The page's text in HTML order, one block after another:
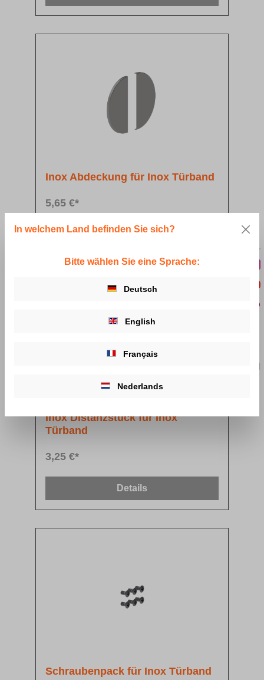
Inox Abdeckung für Inox Türband
5,65 €*
Details
Inox Distanzstück für Inox
Türband
3,25 €*
Details
Schraubenpack für Inox Türband
In welchem Land befinden Sie sich?
Bitte wählen Sie eine Sprache:
Deutsch
English
Français
Nederlands